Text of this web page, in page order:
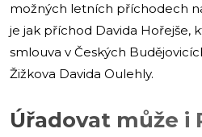
možných letních příchodech
je jak příchod Davida Hořejše,
smlouva v Českých
Žižkova Davida Oulehly.
Úřadovat může i